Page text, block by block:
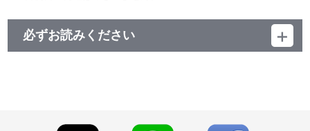
必ずお読みください